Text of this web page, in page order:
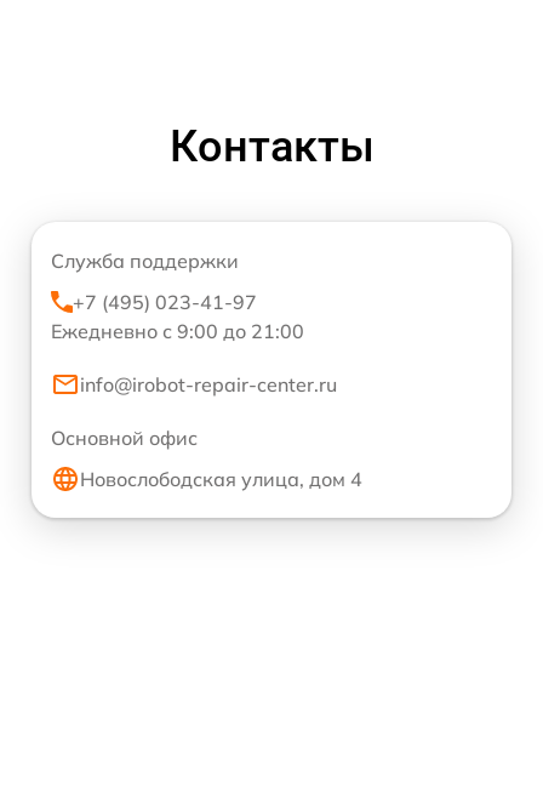
Контакты
Служба поддержки
+7 (495) 023-41-97
Ежедневно с 9:00 до 21:00
info@irobot-repair-center.ru
Основной офис
Новослободская улица, дом 4